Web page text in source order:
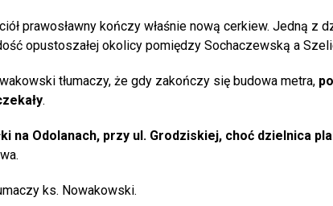
prawosławny kończy właśnie nową cerkiew. Jedną z
opustoszałej okolicy pomiędzy Sochaczewską a
tłumaczy, że gdy zakończy się budowa metra,
.
na Odolanach, przy ul. Grodziskiej, choć dzielnica
ks. Nowakowski.